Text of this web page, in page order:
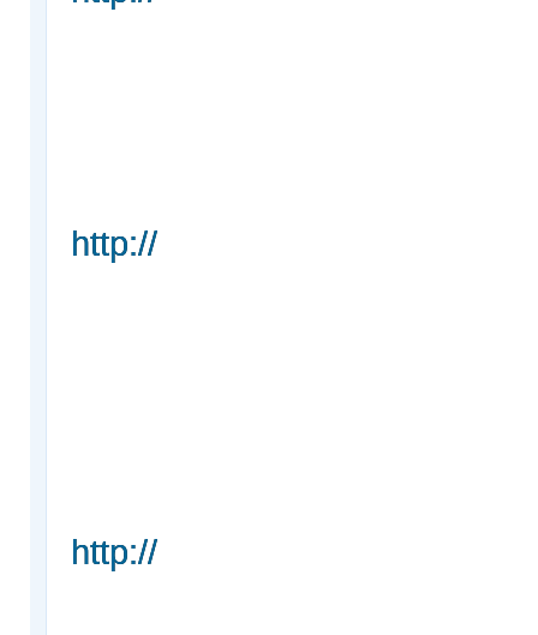
http://
http://